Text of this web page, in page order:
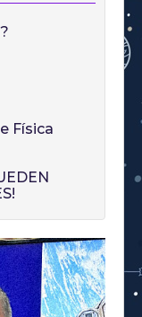
Física